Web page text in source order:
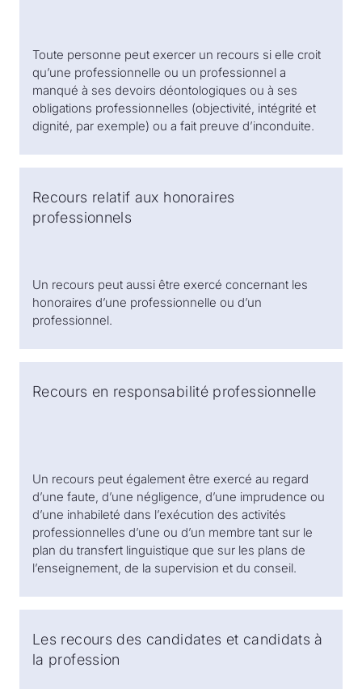
Toute personne peut exercer un recours si elle croit
qu’une professionnelle ou un professionnel a
manqué à ses devoirs déontologiques ou à ses
obligations professionnelles (objectivité, intégrité et
dignité, par exemple) ou a fait preuve d’inconduite.
Recours relatif aux honoraires
professionnels
Un recours peut aussi être exercé concernant les
honoraires d’une professionnelle ou d’un
professionnel.
Recours en responsabilité professionnelle
Un recours peut également être exercé au regard
d’une faute, d’une négligence, d’une imprudence ou
d’une inhabileté dans l’exécution des activités
professionnelles d’une ou d’un membre tant sur le
plan du transfert linguistique que sur les plans de
l’enseignement, de la supervision et du conseil.
Les recours des candidates et candidats à
la profession